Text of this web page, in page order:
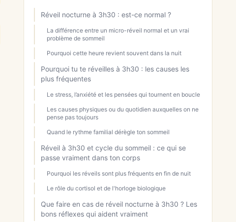
Réveil nocturne à 3h30 : est-ce normal ?
La différence entre un micro-réveil normal et un vrai
problème de sommeil
Pourquoi cette heure revient souvent dans la nuit
Pourquoi tu te réveilles à 3h30 : les causes les
plus fréquentes
Le stress, l’anxiété et les pensées qui tournent en boucle
Les causes physiques ou du quotidien auxquelles on ne
pense pas toujours
Quand le rythme familial dérègle ton sommeil
Réveil à 3h30 et cycle du sommeil : ce qui se
passe vraiment dans ton corps
Pourquoi les réveils sont plus fréquents en fin de nuit
Le rôle du cortisol et de l'horloge biologique
Que faire en cas de réveil nocturne à 3h30 ? Les
bons réflexes qui aident vraiment